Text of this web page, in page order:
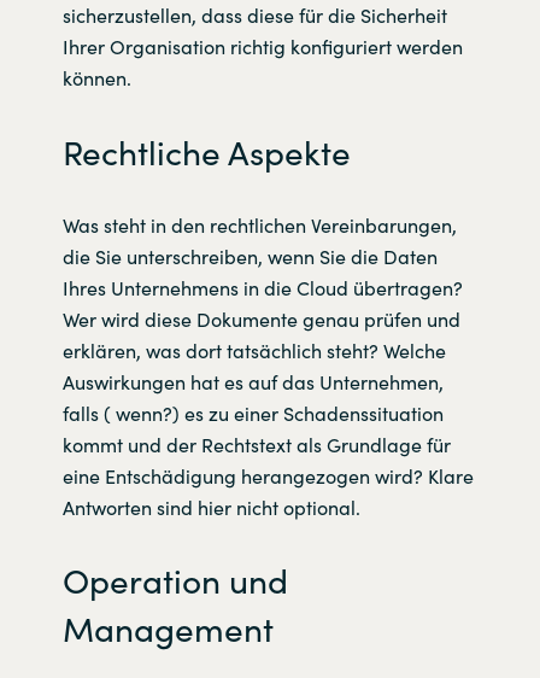
sicherzustellen, dass diese für die Sicherheit
Ihrer Organisation richtig konfiguriert werden
können.
Rechtliche Aspekte
Was steht in den rechtlichen Vereinbarungen,
die Sie unterschreiben, wenn Sie die Daten
Ihres Unternehmens in die Cloud übertragen?
Wer wird diese Dokumente genau prüfen und
erklären, was dort tatsächlich steht? Welche
Auswirkungen hat es auf das Unternehmen,
falls ( wenn?) es zu einer Schadenssituation
kommt und der Rechtstext als Grundlage für
eine Entschädigung herangezogen wird? Klare
Antworten sind hier nicht optional.
Operation und
Management